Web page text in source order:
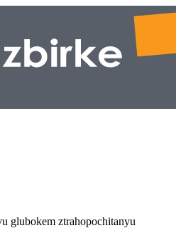
glubokem ztrahopochitanyu